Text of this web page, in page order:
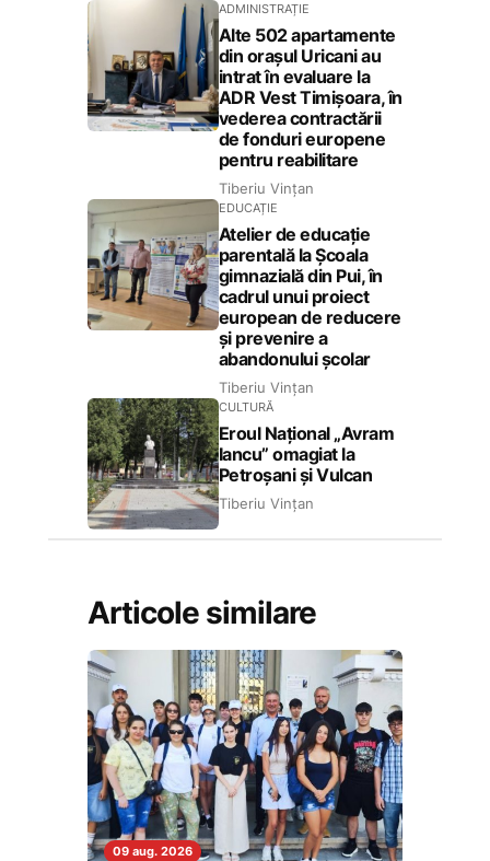
ADMINISTRAȚIE
Alte 502 apartamente
din orașul Uricani au
intrat în evaluare la
ADR Vest Timișoara, în
vederea contractării
de fonduri europene
pentru reabilitare
Tiberiu Vințan
EDUCAȚIE
Atelier de educație
parentală la Școala
gimnazială din Pui, în
cadrul unui proiect
european de reducere
și prevenire a
abandonului școlar
Tiberiu Vințan
CULTURĂ
Eroul Național „Avram
Iancu” omagiat la
Petroșani și Vulcan
Tiberiu Vințan
Articole similare
09 aug. 2026